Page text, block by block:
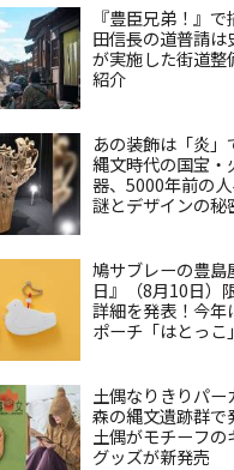
『豊臣兄弟！』
田信長の道普請は
が実施した街道整
紹介
あの装飾は「炎」
縄文時代の国宝・
器、5000年前の
謎とデザインの秘
鳩サブレーの豊島
日』（8月10日）
詳細を発表！今年
ポーチ「はとっこ」
土偶なりきりパー
森の縄文遺跡群で
土偶がモチーフの
グッズが新発売